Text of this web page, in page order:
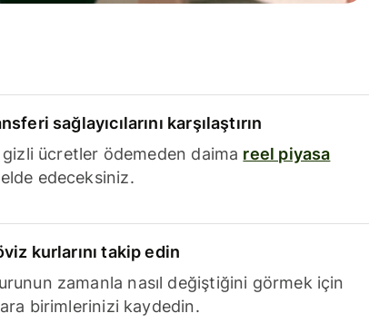
sağlayıcılarını karşılaştırın
gizli ücretler ödemeden daima reel piyasa
elde edeceksiniz.
kurlarını takip edin
zamanla nasıl değiştiğini görmek için
birimlerinizi kaydedin.